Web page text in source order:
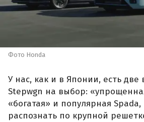
Фото Honda
У нас, как и в Японии, есть две
Stepwgn на выбор:
«богатая» и популярная
распознать по крупной